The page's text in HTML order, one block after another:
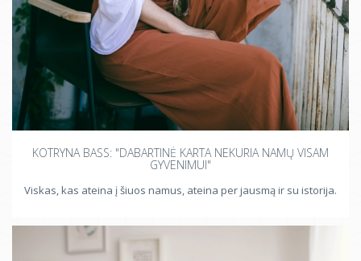
KOTRYNA BASS: "DABARTINĖ KARTA NEKURIA NAMŲ VISAM
GYVENIMUI"
Viskas, kas ateina į šiuos namus, ateina per jausmą ir su istorija.